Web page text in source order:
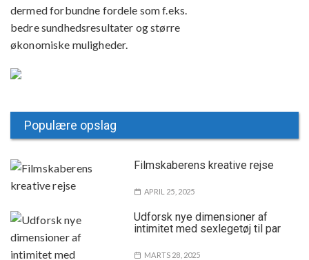
dermed forbundne fordele som f.eks.
bedre sundhedsresultater og større
økonomiske muligheder.
Populære opslag
Filmskaberens kreative rejse
APRIL 25, 2025
Udforsk nye dimensioner af
intimitet med sexlegetøj til par
MARTS 28, 2025